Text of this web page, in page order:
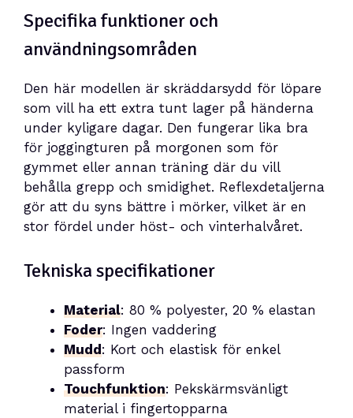
Specifika funktioner och
användningsområden
Den här modellen är skräddarsydd för löpare
som vill ha ett extra tunt lager på händerna
under kyligare dagar. Den fungerar lika bra
för joggingturen på morgonen som för
gymmet eller annan träning där du vill
behålla grepp och smidighet. Reflexdetaljerna
gör att du syns bättre i mörker, vilket är en
stor fördel under höst- och vinterhalvåret.
Tekniska specifikationer
Material: 80 % polyester, 20 % elastan
Foder: Ingen vaddering
Mudd: Kort och elastisk för enkel
passform
Touchfunktion: Pekskärmsvänligt
material i fingertopparna